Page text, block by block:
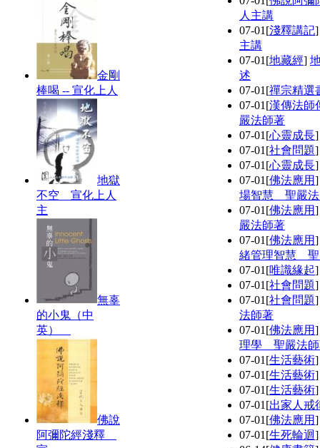
金剛
棒喝 -- 宣化上人
地獄
不空 宣化上人
主
無辜
的小鬼（中
英）
佛說
阿彌陀經淺釋
人主講
07-01 [淺釋講記
主講
07-01 [地藏經]
述
07-01 [禪宗精選
07-01 [漢傳法師
嚴法師著
07-01 [心靈成長
07-01 [社會問題
07-01 [心靈成長
07-01 [佛法應用
場智慧 聖嚴
07-01 [佛法應用
嚴法師著
07-01 [佛法應用
緒管理智慧
07-01 [唯識緣起
07-01 [社會問題
07-01 [社會問題
法師著
07-01 [佛法應用
理學 聖嚴法
07-01 [生活藝術
07-01 [生活藝術
07-01 [生活藝術
07-01 [出家人戒
07-01 [佛法應用
07-01 [生死輪迴